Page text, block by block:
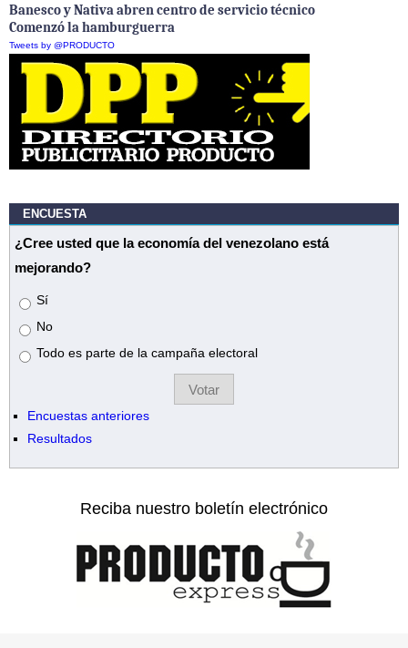
Banesco y Nativa abren centro de servicio técnico
Comenzó la hamburguerra
Tweets by @PRODUCTO
ENCUESTA
¿Cree usted que la economía del venezolano está
mejorando?
Opciones
Sí
No
Todo es parte de la campaña electoral
Encuestas anteriores
Resultados
Reciba nuestro boletín electrónico